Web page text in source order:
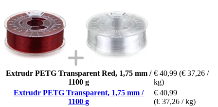
Extrudr PETG Transparent Red, 1,75 mm /
1100 g
€ 40,99 (€ 37,26 /
kg)
Extrudr PETG Transparent, 1,75 mm /
1100 g
€ 40,99
(€ 37,26 / kg)